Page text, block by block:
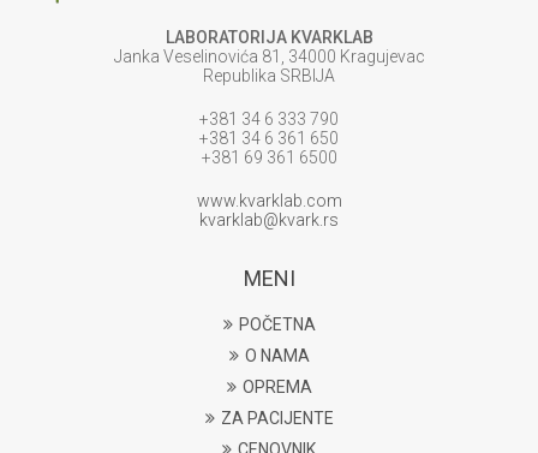
LABORATORIJA KVARKLAB
Janka Veselinovića 81, 34000 Kragujevac
Republika SRBIJA
+381 34 6 333 790
+381 34 6 361 650
+381 69 361 6500
www.kvarklab.com
kvarklab@kvark.rs
MENI
POČETNA
O NAMA
OPREMA
ZA PACIJENTE